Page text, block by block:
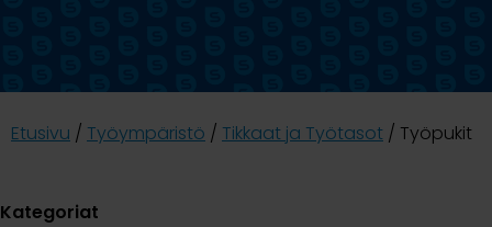
Etusivu / Työympäristö / Tikkaat ja Työtasot / Työpukit
Kategoriat